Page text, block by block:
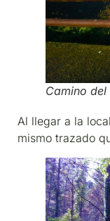
Camino
Al llegar a la
mismo trazado